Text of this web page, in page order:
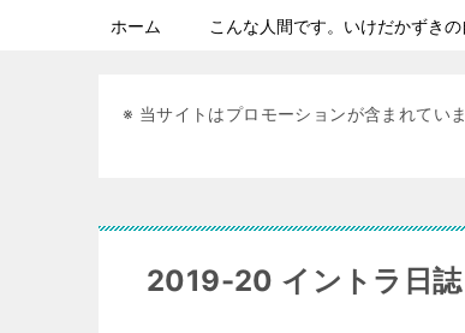
ホーム こんな人間です。いけだかずき
※ 当サイトはプロモーションが含まれていま
2019-20 イントラ日